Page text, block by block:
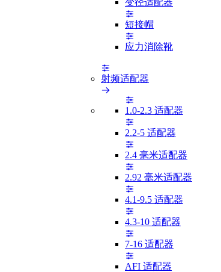
短接帽
应力消除靴
射频适配器
1.0-2.3 适配器
2.2-5 适配器
2.4 毫米适配器
2.92 毫米适配器
4.1-9.5 适配器
4.3-10 适配器
7-16 适配器
AFI 适配器